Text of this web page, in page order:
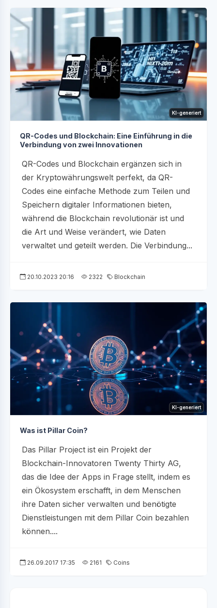
KI-generiert
QR-Codes und Blockchain: Eine Einführung in die
Verbindung von zwei Innovationen
QR-Codes und Blockchain ergänzen sich in
der Kryptowährungswelt perfekt, da QR-
Codes eine einfache Methode zum Teilen und
Speichern digitaler Informationen bieten,
während die Blockchain revolutionär ist und
die Art und Weise verändert, wie Daten
verwaltet und geteilt werden. Die Verbindung...
20.10.2023 20:16 2322 Blockchain
KI-generiert
Was ist Pillar Coin?
Das Pillar Project ist ein Projekt der
Blockchain-Innovatoren Twenty Thirty AG,
das die Idee der Apps in Frage stellt, indem es
ein Ökosystem erschafft, in dem Menschen
ihre Daten sicher verwalten und benötigte
Dienstleistungen mit dem Pillar Coin bezahlen
können....
26.09.2017 17:35 2161 Coins